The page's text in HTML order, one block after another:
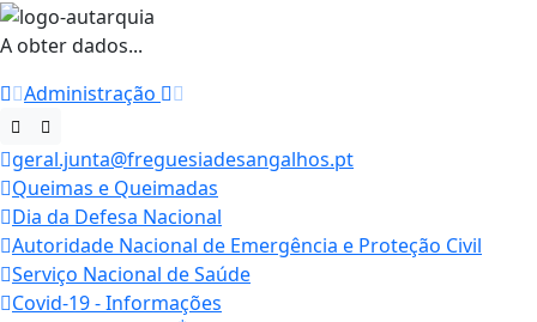
A obter dados...
Administração
geral.junta@freguesiadesangalhos.pt
Queimas e Queimadas
Dia da Defesa Nacional
Autoridade Nacional de Emergência e Proteção Civil
Serviço Nacional de Saúde
Covid-19 - Informações